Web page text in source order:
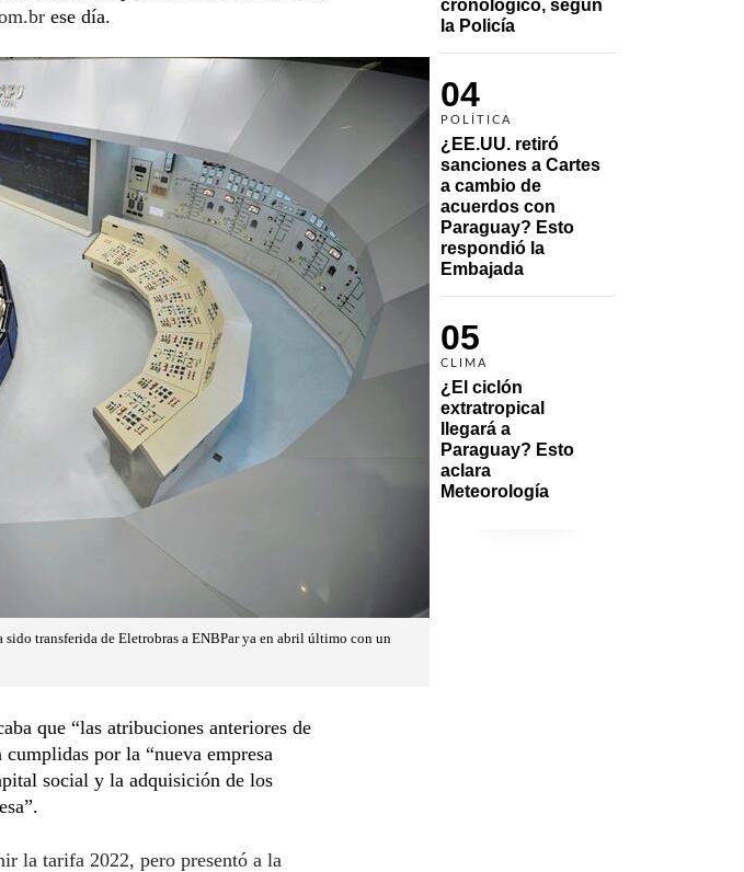
cronológico, según
la Policía
04
POLÍTICA
¿EE.UU. retiró
sanciones a Cartes
a cambio de
acuerdos con
Paraguay? Esto
respondió la
Embajada
05
CLIMA
¿El ciclón
extratropical
llegará a
Paraguay? Esto
aclara
Meteorología
ese día.
transferida de Eletrobras a ENBPar ya en abril último con un
que “las atribuciones anteriores de
por la “nueva empresa
social y la adquisición de los
la tarifa 2022, pero presentó a la